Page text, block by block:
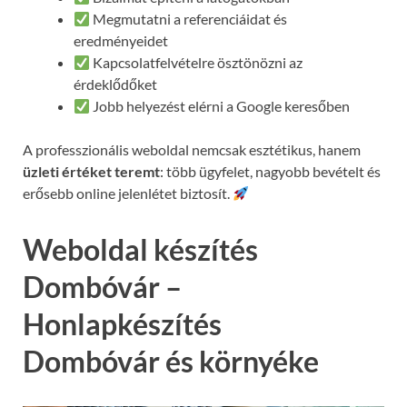
Megmutatni a referenciáidat és
eredményeidet
Kapcsolatfelvételre ösztönözni az
érdeklődőket
Jobb helyezést elérni a Google keresőben
A professzionális weboldal nemcsak esztétikus, hanem
üzleti értéket teremt: több ügyfelet, nagyobb bevételt és
erősebb online jelenlétet biztosít.
Weboldal készítés
Dombóvár –
Honlapkészítés
Dombóvár és környéke